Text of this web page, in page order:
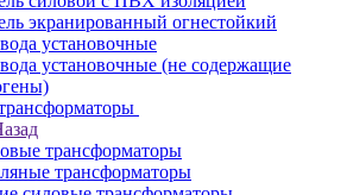
экранированный огнестойкий
установочные
установочные (не содержащие
трансформаторы
трансформаторы